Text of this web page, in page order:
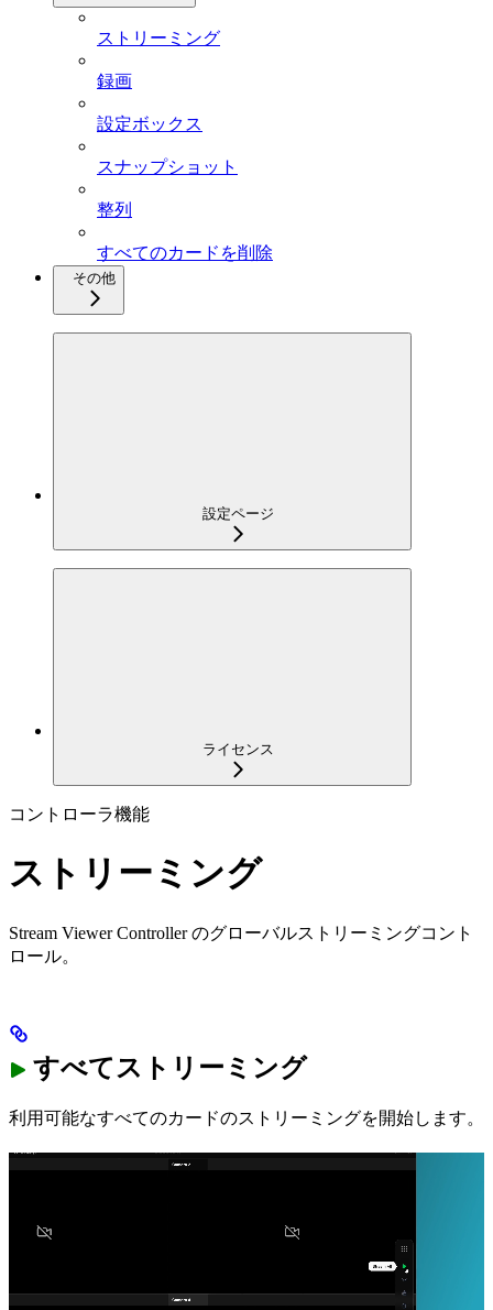
ストリーミング
録画
設定ボックス
スナップショット
整列
すべてのカードを削除
その他
設定ページ
ライセンス
コントローラ機能
ストリーミング
Stream Viewer Controller のグローバルストリーミングコント
ロール。
すべてストリーミング
利用可能なすべてのカードのストリーミングを開始します。